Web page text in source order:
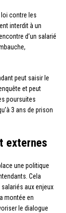
contre les
interdit à un
d’un salarié
peut saisir le
et peut
poursuites
3 ans de prison
externes
une politique
Cela
aux enjeux
montée en
le dialogue